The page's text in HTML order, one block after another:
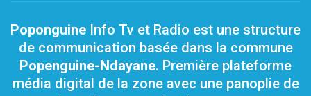
Poponguine Info Tv et Radio est une structure
de communication basée dans la commune
Popenguine-Ndayane. Première plateforme
média digital de la zone avec une panoplie de